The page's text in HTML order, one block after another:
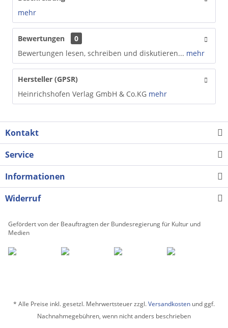
mehr
Bewertungen
0
Bewertungen lesen, schreiben und diskutieren... mehr
Hersteller (GPSR)
Heinrichshofen Verlag GmbH & Co.KG mehr
Kontakt
Service
Informationen
Widerruf
Gefördert von der Beauftragten der Bundesregierung für Kultur und
Medien
* Alle Preise inkl. gesetzl. Mehrwertsteuer zzgl.Versandkosten und ggf.
Nachnahmegebühren, wenn nicht anders beschrieben